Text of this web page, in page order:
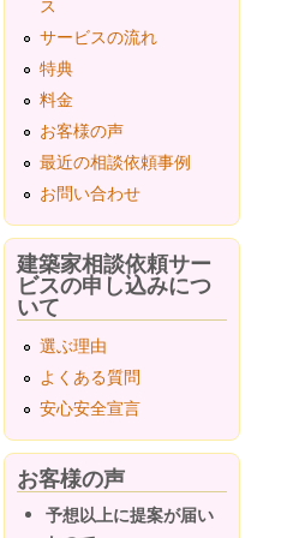
ス
サービスの流れ
特典
料金
お客様の声
最近の相談依頼事例
お問い合わせ
建築家相談依頼サー
ビスの申し込みにつ
いて
選ぶ理由
よくある質問
安心安全宣言
お客様の声
予想以上に提案が届い